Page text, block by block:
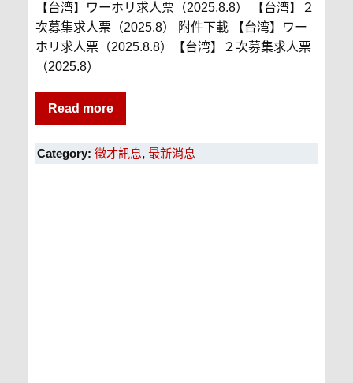
【台湾】ワーホリ求人票（2025.8.8） 【台湾】２
次募集求人票（2025.8） 附件下載 【台湾】ワー
ホリ求人票（2025.8.8）【台湾】２次募集求人票
（2025.8）
Read more
Category: 徵才訊息, 最新消息